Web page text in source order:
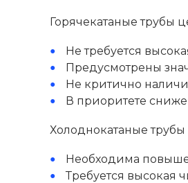
Горячекатаные трубы
Не требуется
Предусмотрены
Не критично
В приоритете
Холоднокатаные
Необходима
Требуется высокая